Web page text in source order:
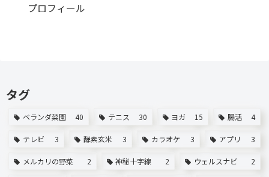
プロフィール
タグ
ベランダ菜園 40 テニス 30 ヨガ 15 腸活 4
テレビ 3 酵素玄米 3 カラオケ 3 アプリ 3
メルカリの野菜 2 神秘十字線 2 ウェルスナビ 2